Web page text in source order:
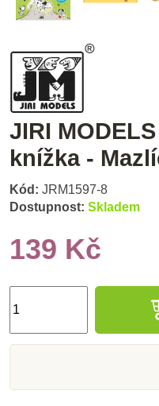
JIRI
knížka -
Kód: JRM1597-8
Dostupnost: Skladem
139 Kč